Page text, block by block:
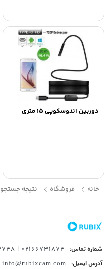
دوربین اندوسکوپی 15 متری
خانه فروشگاه نتیجه جستجو
شماره تماس: 02166731874 | 02166712748 | 09192022056
آدرس ایمیل: info@rubixcam.com